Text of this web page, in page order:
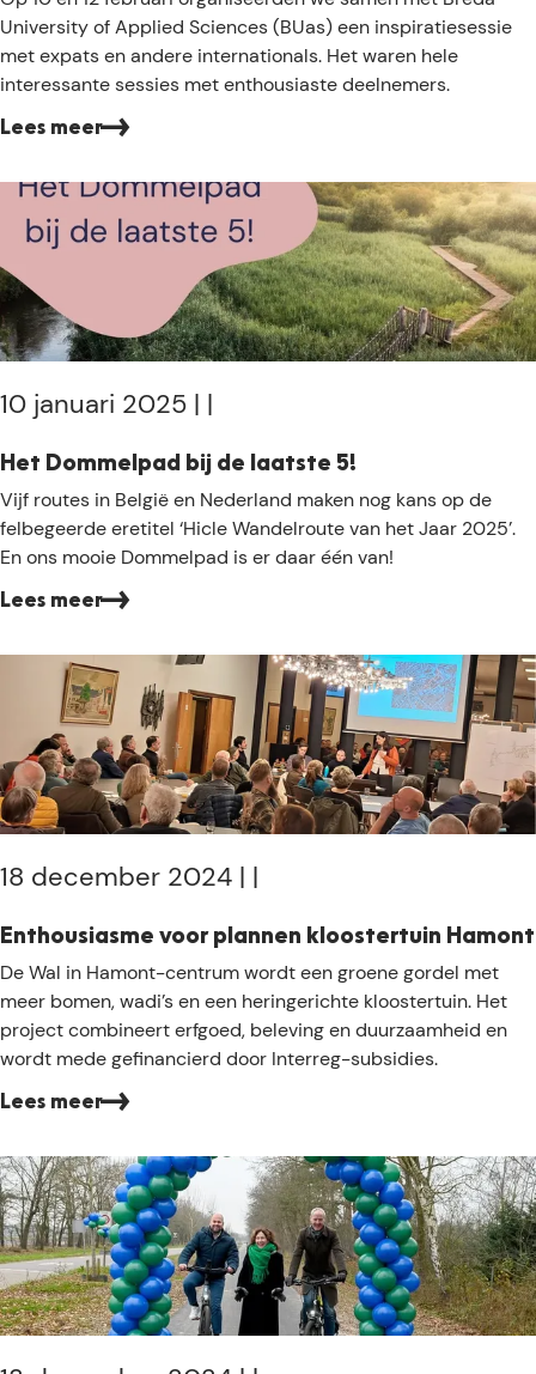
-
w
a
n
d
l
g
x
p
a
s
e
t
w
o
d
University of Applied Sciences (BUas) een inspiratiesessie
met expats en andere internationals. Het waren hele
interessante sessies met enthousiaste deelnemers.
Lees meer
Het Dommelpad bij de laatste 5!
10 januari 2025 | |
H
e
t
o
p
a
d
i
d
l
a
a
t
s
e
5
!
Vijf routes in België en Nederland maken nog kans op de
felbegeerde eretitel ‘Hicle Wandelroute van het Jaar 2025’.
En ons mooie Dommelpad is er daar één van!
Lees meer
Enthousiasme voor plannen kloostertuin Hamont
18 december 2024 | |
E
n
t
h
u
i
a
s
m
e
v
De Wal in Hamont-centrum wordt een groene gordel met
meer bomen, wadi’s en een heringerichte kloostertuin. Het
project combineert erfgoed, beleving en duurzaamheid en
wordt mede gefinancierd door Interreg-subsidies.
Lees meer